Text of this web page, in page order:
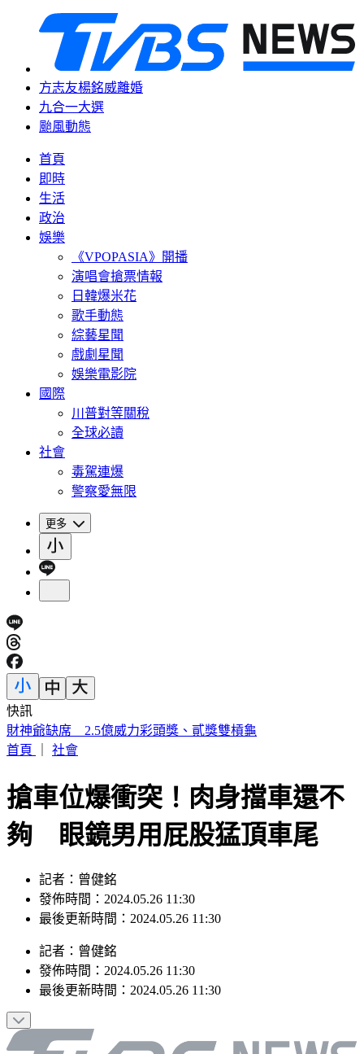
方志友楊銘威離婚
九合一大選
颱風動態
首頁
即時
生活
政治
娛樂
《VPOPASIA》開播
演唱會搶票情報
日韓爆米花
歌手動態
綜藝星聞
戲劇星聞
娛樂電影院
國際
川普對等關稅
全球必讀
社會
毒駕連爆
警察愛無限
更多
快訊
富比士富豪榜大洗牌 「川湖」林聰吉登台灣首富
首頁
社會
搶車位爆衝突！肉身擋車還不
夠 眼鏡男用屁股猛頂車尾
記者：曾健銘
發佈時間：2024.05.26 11:30
最後更新時間：2024.05.26 11:30
記者 ： 曾健銘
發佈時間： 2024.05.26 11:30
最後更新時間： 2024.05.26 11:30